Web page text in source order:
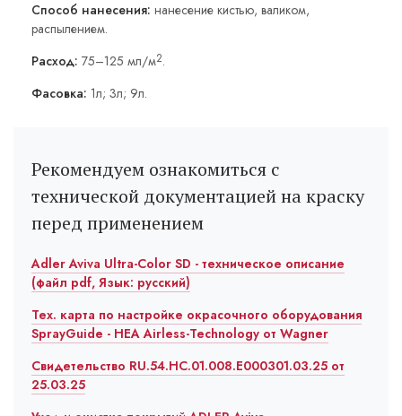
Способ нанесения: нанесение кистью, валиком,
распылением.
Расход: 75–125 мл/м2.
Фасовка: 1л; 3л; 9л.
Рекомендуем ознакомиться с
технической документацией на краску
перед применением
Adler Aviva Ultra-Color SD - техническое описание
(файл pdf, Язык: русский)
Тех. карта по настройке окрасочного оборудования
SprayGuide - HEA Airless-Technology от Wagner
Свидетельство RU.54.HC.01.008.E000301.03.25 от
25.03.25